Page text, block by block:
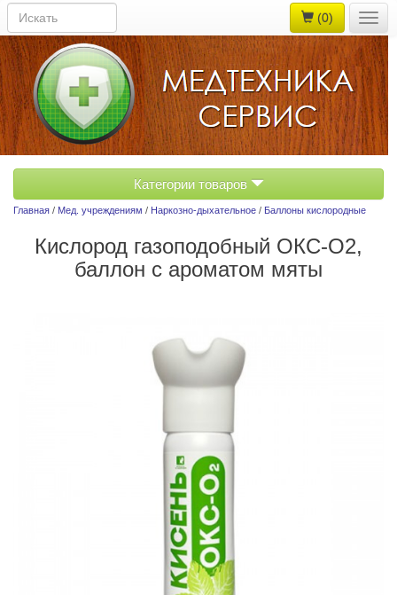
(0)
Категории товаров
Главная / Мед. учреждениям / Наркозно-дыхательное / Баллоны кислородные
Кислород газоподобный ОКС-О2,
баллон с ароматом мяты